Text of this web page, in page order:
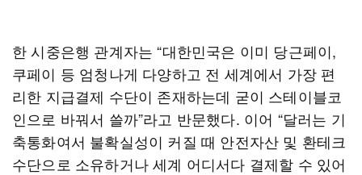
한 시중은행 관계자는 “대한민국은 이미 당근페이,
쿠페이 등 엄청나게 다양하고 전 세계에서 가장 편
리한 지급결제 수단이 존재하는데 굳이 스테이블코
인으로 바꿔서 쓸까”라고 반문했다. 이어 “달러는 기
축통화여서 불확실성이 커질 때 안전자산 및 환테크
수단으로 소유하거나 세계 어디서다 결제할 수 있어